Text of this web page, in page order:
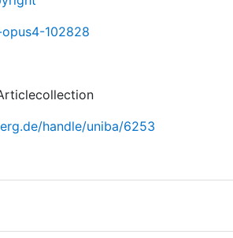
102828
handle/uniba/6253